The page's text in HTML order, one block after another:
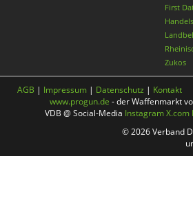
First
Zukos
AGB | Impressum | Datenschutz | Kontakt
www.progun.de - der Waffenmarkt
VDB @ Social-Media InstagramX.com
© 2026 Verband